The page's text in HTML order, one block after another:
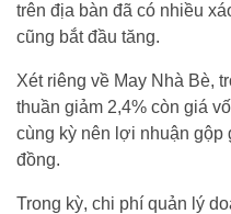
trên địa bàn đã có nhiều
cũng bắt đầu tăng.
Xét riêng về May Nhà Bè,
thuần giảm 2,4% còn giá
cùng kỳ nên lợi nhuận gộp
đồng.
Trong kỳ, chi phí quản lý